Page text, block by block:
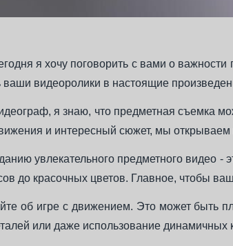
я хочу поговорить с вами о
ваши видеоролики в настоящие
я знаю, что предметная съемка
и интересный сюжет, мы
увлекательного предметного видео -
до красочных цветов. Главное, чтобы
об игре с движением. Это может быть
или даже использование